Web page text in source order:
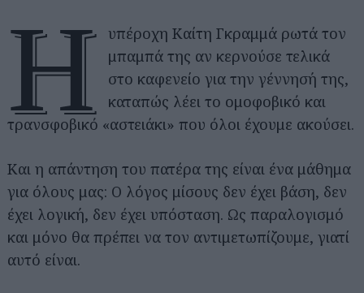
Η
υπέροχη Καίτη Γκραμμά ρωτά τον
μπαμπά της αν κερνούσε τελικά
στο καφενείο για την γέννησή της,
καταπώς λέει το ομοφοβικό και
τρανσφοβικό «αστειάκι» που όλοι έχουμε ακούσει.
Και η απάντηση του πατέρα της είναι ένα μάθημα
για όλους μας: Ο λόγος μίσους δεν έχει βάση, δεν
έχει λογική, δεν έχει υπόσταση. Ως παραλογισμό
και μόνο θα πρέπει να τον αντιμετωπίζουμε, γιατί
αυτό είναι.